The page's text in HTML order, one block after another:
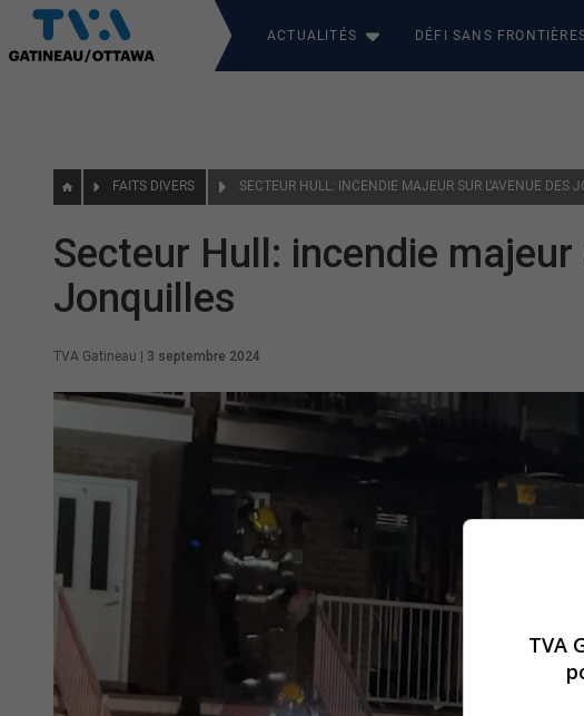
ACTUALITÉS DÉFI SANS
FAITS DIVERS
Secteur Hull: incendie majeur
Jonquilles
TVA Gatineau 3 septembre 2024
TVA